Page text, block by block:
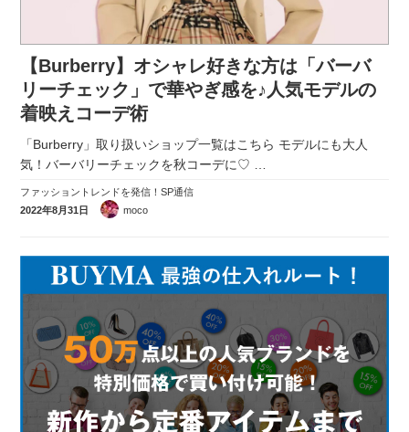
実録！海外ショップで買ってみた！
海外SHOP LIST
パーソナルショッパー指南書
【Burberry】オシャレ好きな方は「バーバ
リーチェック」で華やぎ感を♪人気モデルの
着映えコーデ術
「Burberry」取り扱いショップ一覧はこちら モデルにも大人
気！バーバリーチェックを秋コーデに♡ …
ファッショントレンドを発信！SP通信
2022年8月31日
moco